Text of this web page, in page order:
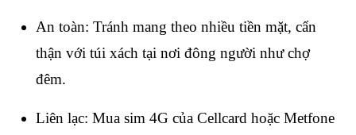
An toàn: Tránh mang theo nhiều tiền mặt, cẩn
thận với túi xách tại nơi đông người như chợ
đêm.
Liên lạc: Mua sim 4G của Cellcard hoặc Metfone